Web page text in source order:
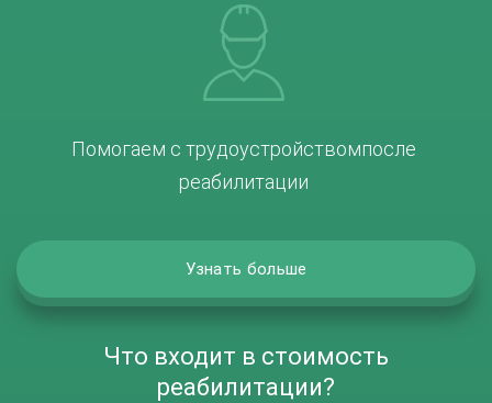
Помогаем с трудоустройствомпосле
реабилитации
Узнать больше
Что входит в стоимость
реабилитации?